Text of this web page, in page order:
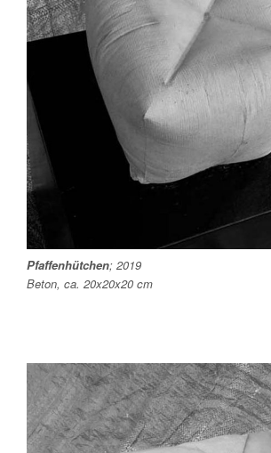
Pfaffenhütchen; 2019
Beton, ca. 20x20x20 cm